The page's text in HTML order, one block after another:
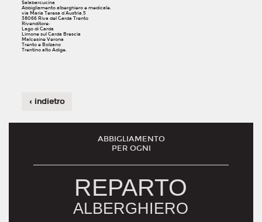
Salabarcucina
Abbigliamento alberghiero e medicale.
via Maria Teresa d'Austria,5
38066 Riva del Garda Trento
Rivenditore:
Lago di Garda
Limone sul Garda Brescia
Malcesine Verona
Trento e Bolzano
Trentino alto Adige.
‹ indietro
ABBIGLIAMENTO
PER OGNI
REPARTO
ALBERGHIERO